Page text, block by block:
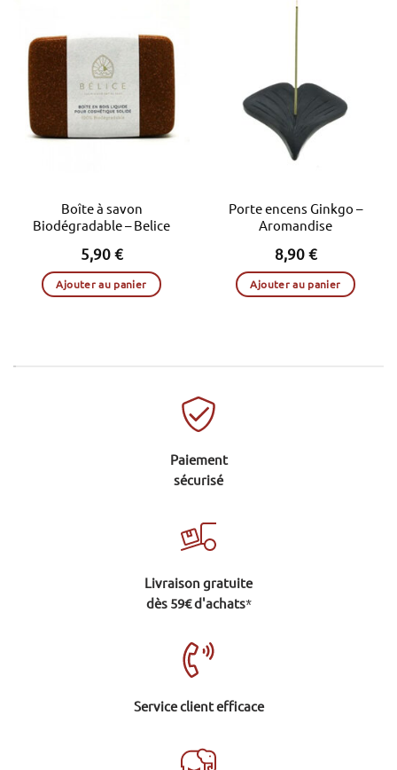
Boîte à savon
Biodégradable – Belice
5,90€
Ajouter au panier
Porte encens Ginkgo –
Aromandise
8,90€
Ajouter au panier
Paiement
sécurisé
Livraison gratuite
dès 59€ d'achats*
Service client efficace